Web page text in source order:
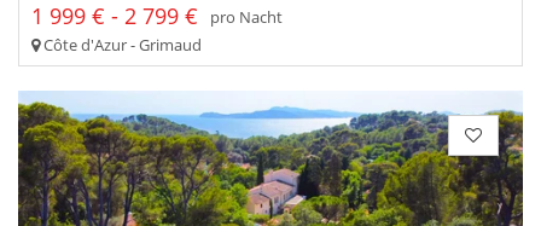
1 999 € - 2 799 €
pro Nacht
Côte d'Azur - Grimaud